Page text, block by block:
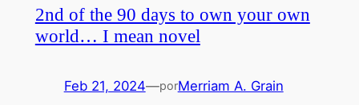
2nd of the 90 days to own your own
world… I mean novel
Feb 21, 2024—porMerriam A. Grain